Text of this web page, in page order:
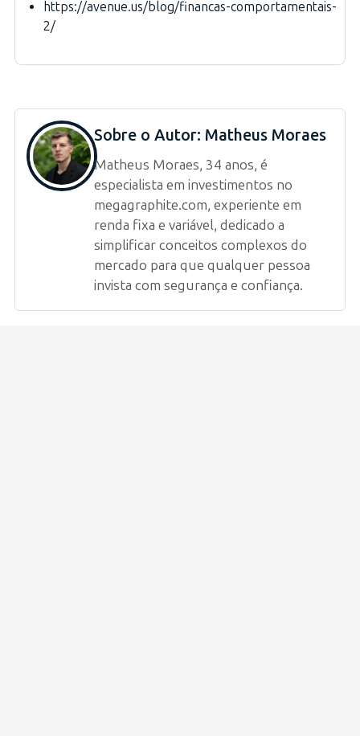
https://avenue.us/blog/financas-comportamentais-
2/
Sobre o Autor: Matheus Moraes
Matheus Moraes, 34 anos, é
especialista em investimentos no
megagraphite.com, experiente em
renda fixa e variável, dedicado a
simplificar conceitos complexos do
mercado para que qualquer pessoa
invista com segurança e confiança.